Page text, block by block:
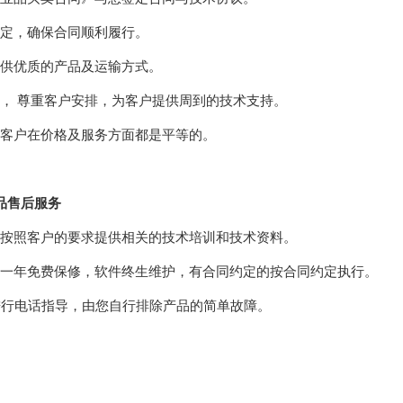
，确保合同顺利履行。
优质的产品及运输方式。
尊重客户安排，为客户提供周到的技术支持。
户在价格及服务方面都是平等的。
售后服务
照客户的要求提供相关的技术培训和技术资料。
年免费保修，软件终生维护，有合同约定的按合同约定执行。
电话指导，由您自行排除产品的简单故障。